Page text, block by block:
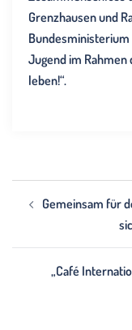
Grenzhausen und
Bundesministerium
Jugend im
leben!“.
Gemeinsam für
„Café